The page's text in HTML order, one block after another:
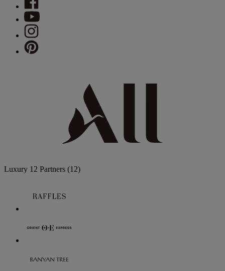
Luxury 12 Partners (12)